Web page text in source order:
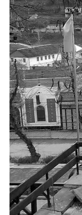
материалы.
все же
Тарасу
Перед тем,
который
начинали
«Полдень,
первый раз.
ветхое
Участница
поэтому
Наблюдаем
— Вот пришло